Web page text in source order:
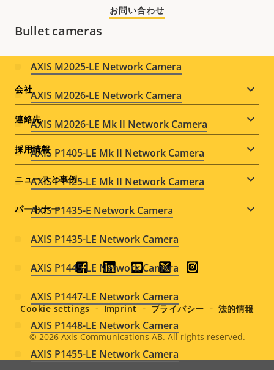
Bullet cameras
AXIS M2025-LE Network Camera
AXIS M2026-LE Network Camera
AXIS M2026-LE Mk II Network Camera
AXIS P1405-LE Mk II Network Camera
AXIS P1425-LE Mk II Network Camera
AXIS P1435-E Network Camera
AXIS P1435-LE Network Camera
AXIS P1445-LE Network Camera
AXIS P1447-LE Network Camera
AXIS P1448-LE Network Camera
AXIS P1455-LE Network Camera
お問い合わせ
Footer
menu
会社
連絡先
採用情報
ニュースと事例
パートナー
Social
menu
Legal
© 2026Axis Communications AB. All rights reserved.
Cookie settings Imprint プライバシー 法的情報